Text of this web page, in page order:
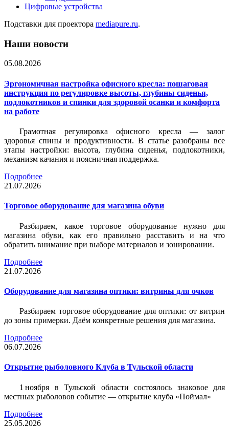
Цифровые устройства
Подставки для проектора mediapure.ru.
Наши новости
05.08.2026
Эргономичная настройка офисного кресла: пошаговая
инструкция по регулировке высоты, глубины сиденья,
подлокотников и спинки для здоровой осанки и комфорта
на работе
Грамотная регулировка офисного кресла — залог
здоровья спины и продуктивности. В статье разобраны все
этапы настройки: высота, глубина сиденья, подлокотники,
механизм качания и поясничная поддержка.
Подробнее
21.07.2026
Торговое оборудование для магазина обуви
Разбираем, какое торговое оборудование нужно для
магазина обуви, как его правильно расставить и на что
обратить внимание при выборе материалов и зонировании.
Подробнее
21.07.2026
Оборудование для магазина оптики: витрины для очков
Разбираем торговое оборудование для оптики: от витрин
до зоны примерки. Даём конкретные решения для магазина.
Подробнее
06.07.2026
Открытие рыболовного Клуба в Тульской области
1 ноября в Тульской области состоялось знаковое для
местных рыболовов событие — открытие клуба «Поймал»
Подробнее
25.05.2026